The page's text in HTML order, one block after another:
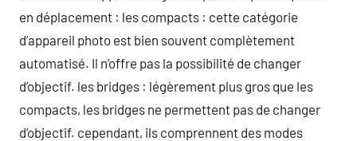
en déplacement : les compacts : cette catégorie
d’appareil photo est bien souvent complètement
automatisé. Il n’offre pas la possibilité de changer
d’objectif. les bridges : légèrement plus gros que les
compacts, les bridges ne permettent pas de changer
d’objectif. cependant, ils comprennent des modes